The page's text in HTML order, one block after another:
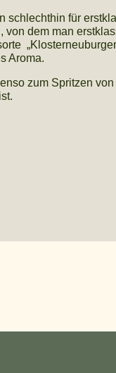
schlechthin für
von dem man
Aroma.
zum Spritzen